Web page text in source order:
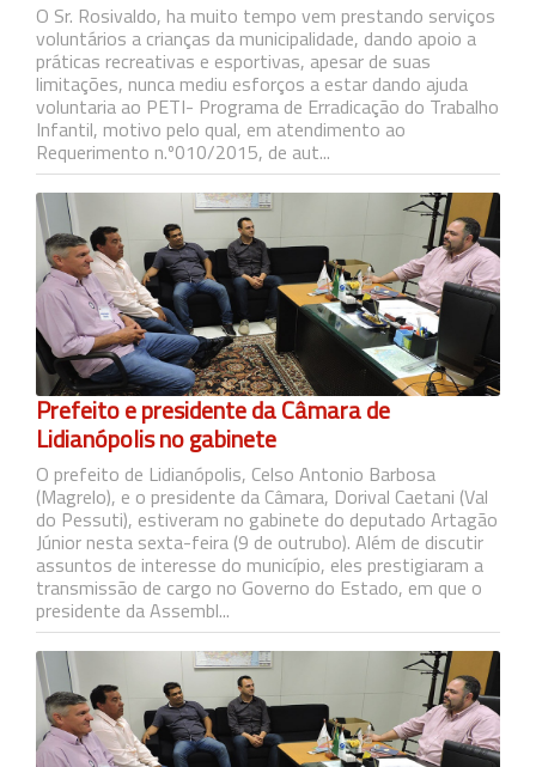
O Sr. Rosivaldo, ha muito tempo vem prestando serviços
voluntários a crianças da municipalidade, dando apoio a
práticas recreativas e esportivas, apesar de suas
limitações, nunca mediu esforços a estar dando ajuda
voluntaria ao PETI- Programa de Erradicação do Trabalho
Infantil, motivo pelo qual, em atendimento ao
Requerimento n.º010/2015, de aut...
Prefeito e presidente da Câmara de
Lidianópolis no gabinete
O prefeito de Lidianópolis, Celso Antonio Barbosa
(Magrelo), e o presidente da Câmara, Dorival Caetani (Val
do Pessuti), estiveram no gabinete do deputado Artagão
Júnior nesta sexta-feira (9 de outrubo). Além de discutir
assuntos de interesse do município, eles prestigiaram a
transmissão de cargo no Governo do Estado, em que o
presidente da Assembl...